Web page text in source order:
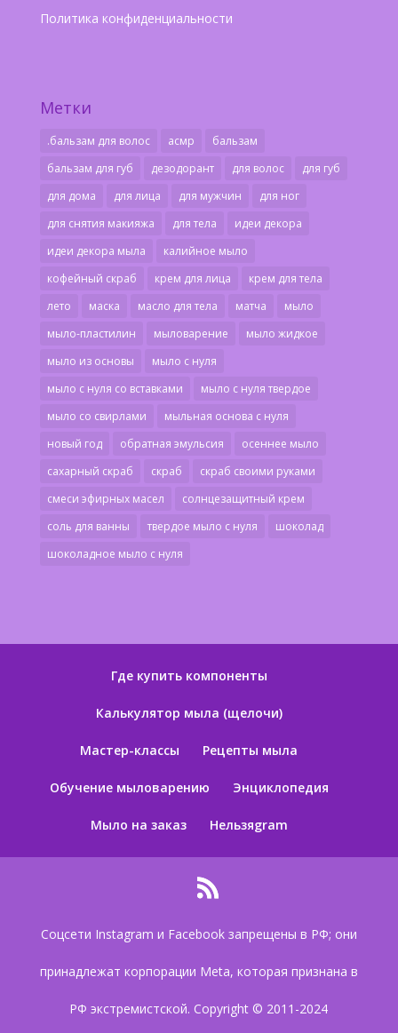
Политика конфиденциальности
Метки
.бальзам для волос асмр
бальзам
бальзам для губ
дезодорант для волос
для губ
для дома
для лица для мужчин
для ног
для снятия макияжа
для тела
идеи декора
идеи декора мыла
калийное мыло
кофейный скраб
крем для лица
крем для тела
лето
маска масло для тела матча
мыло
мыло-пластилин
мыловарение
мыло жидкое
мыло из основы
мыло с нуля
мыло с нуля со вставками
мыло с нуля твердое
мыло со свирлами
мыльная основа с нуля
новый год
обратная эмульсия
осеннее мыло
сахарный скраб
скраб
скраб своими руками
смеси эфирных масел
солнцезащитный крем
соль для ванны
твердое мыло с нуля
шоколад
шоколадное мыло с нуля
Где купить компоненты
Калькулятор мыла (щелочи)
Мастер-классы Рецепты мыла
Обучение мыловарению Энциклопедия
Мыло на заказ Нельзяgram
Соцсети Instagram и Facebook запрещены в РФ; они
принадлежат корпорации Meta, которая признана в
РФ экстремистской. Copyright © 2011-2024